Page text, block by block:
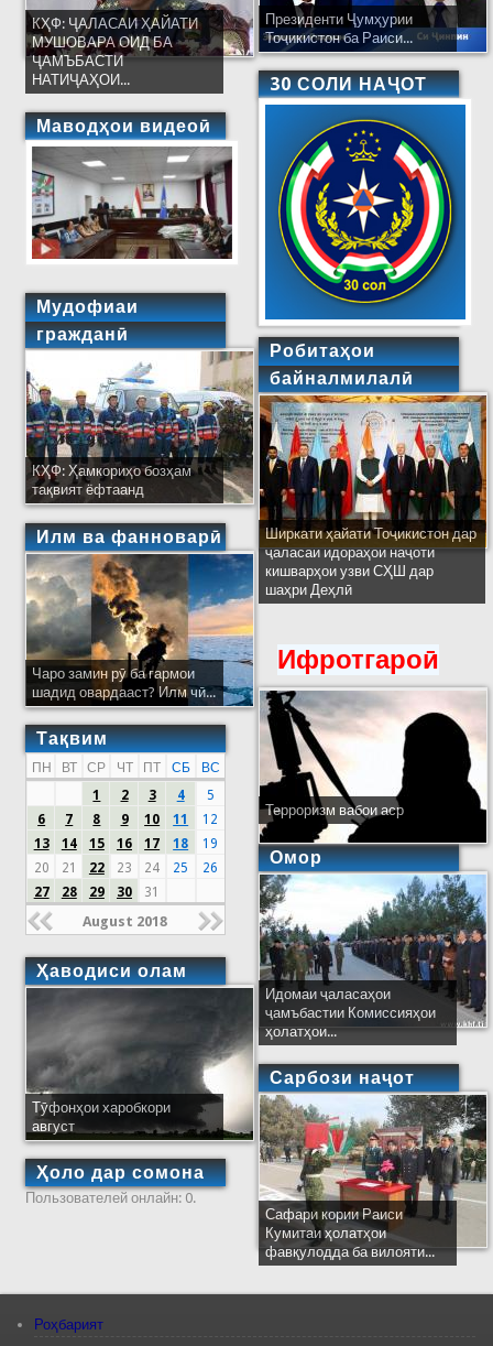
КҲФ: ҶАЛАСАИ ҲАЙАТИ
МУШОВАРА ОИД БА
ҶАМЪБАСТИ
НАТИҶАҲОИ...
Маводҳои видеоӣ
Мудофиаи
гражданӣ
КҲФ: Ҳамкориҳо бозҳам
тақвият ёфтаанд
Илм ва фанноварӣ
Чаро замин рӯ ба гармои
шадид овардааст? Илм чӣ...
Тақвим
ПН ВТ СР ЧТ ПТ СБ
ВС
1
2 3 4
5
6
7 8 9 10 11
12
13
14 15 16 17 18
19
20
21 22 23 24 25
26
27
28 29 30 31
August 2018
Ҳаводиси олам
Тӯфонҳои харобкори
август
Ҳоло дар сомона
Пользователей онлайн: 0.
Президенти Ҷумҳурии
Тоҷикистон ба Раиси...
30 СОЛИ НАҶОТ
Робитаҳои
байналмилалӣ
Ширкати ҳайати Тоҷикистон дар
ҷаласаи идораҳои наҷоти
кишварҳои узви СҲШ дар
шаҳри Деҳлӣ
Ифротгароӣ
Терроризм вабои аср
Омор
Идомаи ҷаласаҳои
ҷамъбастии Комиссияҳои
ҳолатҳои...
Сарбози наҷот
Сафари кории Раиси
Кумитаи ҳолатҳои
фавқулодда ба вилояти...
Роҳбарият